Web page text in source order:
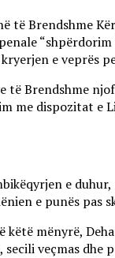
të Brendshme
e veprës
të Brendshme
me dispozitat e
e
e punës pas
këtë mënyrë,
veçmas dhe